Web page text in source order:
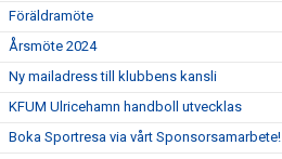
Föräldramöte
Årsmöte 2024
Ny mailadress till klubbens kansli
KFUM Ulricehamn handboll utvecklas
Boka Sportresa via vårt Sponsorsamarbete!